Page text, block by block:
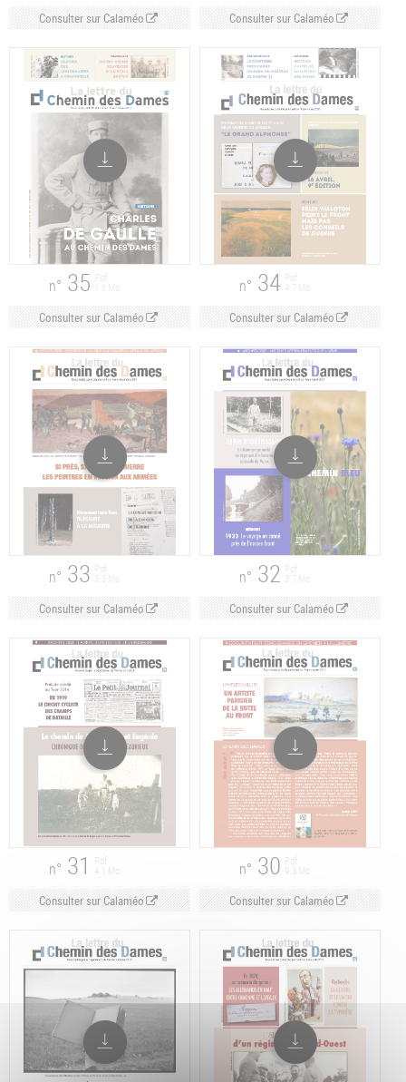
Consulter sur Calaméo Consulter sur Calaméo
n° 35 Pdf
1.6 Mo
Consulter sur Calaméo
n° 34 Pdf
4.7 Mo
Consulter sur Calaméo
n° 33 Pdf
3.3 Mo
Consulter sur Calaméo
n° 32 Pdf
3.7 Mo
Consulter sur Calaméo
n° 31 Pdf
4.1 Mo
Consulter sur Calaméo
n° 30 Pdf
9.3 Mo
Consulter sur Calaméo